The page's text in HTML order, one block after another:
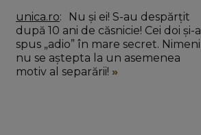
unica.ro
după 10 ani de căsnicie! Cei doi și-a
spus „adio” în mare secret. Nimeni
nu se aștepta la un asemenea
motiv al separării!